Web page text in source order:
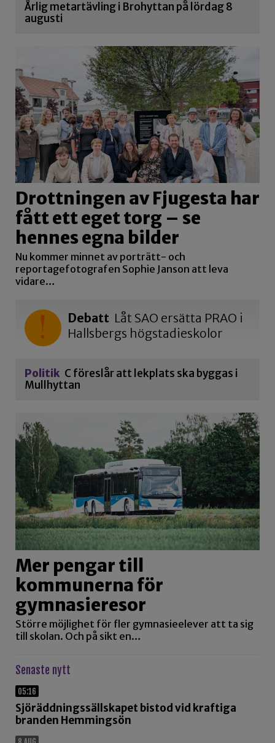
Årlig metartävling i Brohyttan på lördag 8
augusti
Drottningen av Fjugesta har
fått ett eget torg – se
hennes egna bilder
Nu kommer minnet av porträtt- och
reportagefotografen Sophie Janson att leva
vidare…
Debatt Låt SAO ersätta PRAO i
Hallsbergs högstadieskolor
Politik C föreslår att lekplats ska byggas i
Mullhyttan
Mer pengar till
kommunerna för
gymnasieresor
Större möjlighet för fler gymnasieelever att ta sig
till skolan. Och på sikt en…
Senaste nytt
05:16
Sjöräddningssällskapet bistod vid kraftiga
branden Hemmingsön